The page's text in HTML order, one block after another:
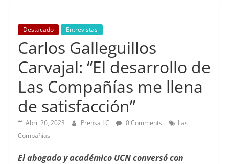
Compañías
Destacado Entrevistas
Carlos Galleguillos
Carvajal: “El desarrollo de
Las Compañías me llena
de satisfacción”
Abril 26, 2023 Prensa LC 0 Comments
Las
Compañías
El abogado y académico UCN conversó con